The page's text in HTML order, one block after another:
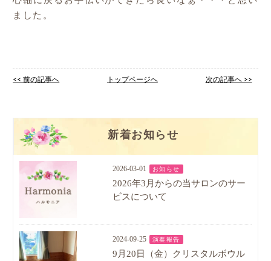
ました。
<< 前の記事へ トップページへ 次の記事へ >>
新着お知らせ
2026-03-01 お知らせ
2026年3月からの当サロンのサー
ビスについて
2024-09-25 演奏報告
9月20日（金）クリスタルボウル